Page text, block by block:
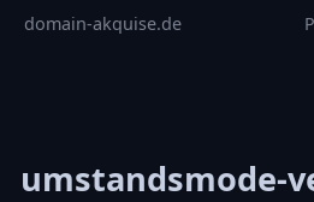
domain-akquise.de
umstandsmode-